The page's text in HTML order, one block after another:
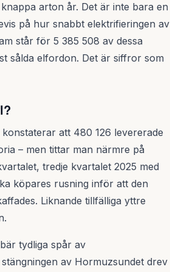
arton år. Det är inte bara en
på hur snabbt elektrifieringen av
står för 5 385 508 av dessa
sålda elfordon. Det är siffror som
att 480 126 levererade
– men tittar man närmre på
tredje kvartalet 2025 med
köpares rusning inför att den
Liknande tillfälliga yttre
tydliga spår av
av Hormuzsundet drev